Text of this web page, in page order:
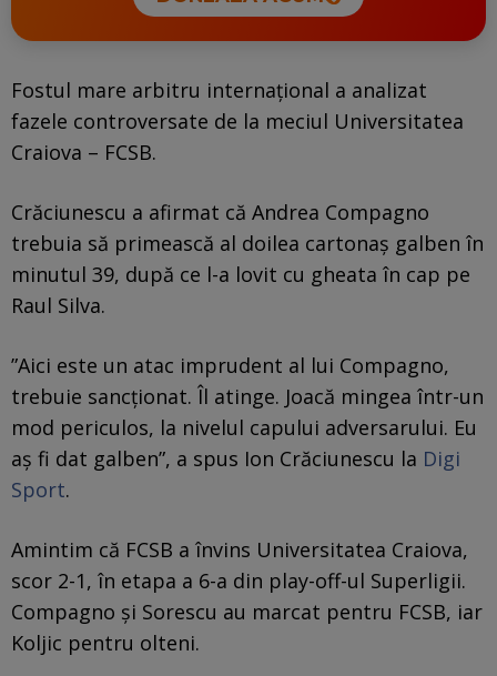
Fostul mare arbitru internațional a analizat
fazele controversate de la meciul Universitatea
Craiova – FCSB.
Crăciunescu a afirmat că Andrea Compagno
trebuia să primească al doilea cartonaș galben în
minutul 39, după ce l-a lovit cu gheata în cap pe
Raul Silva.
”Aici este un atac imprudent al lui Compagno,
trebuie sancționat. Îl atinge. Joacă mingea într-un
mod periculos, la nivelul capului adversarului. Eu
aș fi dat galben”, a spus Ion Crăciunescu la Digi
Sport.
Amintim că FCSB a învins Universitatea Craiova,
scor 2-1, în etapa a 6-a din play-off-ul Superligii.
Compagno și Sorescu au marcat pentru FCSB, iar
Koljic pentru olteni.